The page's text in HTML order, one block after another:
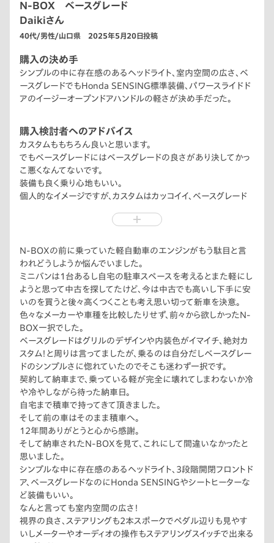
N-BOX ベースグレード
Daikiさん
40代/男性/山口県 2025年5月20日投稿
購入の決め手
シンプルの中に存在感のあるヘッドライト、室内空間の広さ、ベ
ースグレードでもHonda SENSING標準装備、パワースライドド
アのイージーオープンドアハンドルの軽さが決め手だった。
購入検討者へのアドバイス
カスタムももちろん良いと思います。
でもベースグレードにはベースグレードの良さがあり決してかっ
こ悪くなんてないです。
装備も良く乗り心地もいい。
個人的なイメージですが、カスタムはカッコイイ、ベースグレード
N-BOXの前に乗っていた軽自動車のエンジンがもう駄目と言
われどうしようか悩んでいました。
ミニバンは1台あるし自宅の駐車スペースを考えるとまた軽にし
ようと思って中古を探してたけど、今は中古でも高いし下手に安
いのを買うと後々高くつくことも考え思い切って新車を決意。
色々なメーカーや車種を比較したりせず、前々から欲しかったN-
BOX一択でした。
ベースグレードはグリルのデザインや内装色がイマイチ、絶対カ
スタム！と周りは言ってましたが、乗るのは自分だしベースグレー
ドのシンプルさに惚れていたのでそこも迷わず一択です。
契約して納車まで、乗っている軽が完全に壊れてしまわないか冷
や冷やしながら待った納車日。
自宅まで積車で持ってきて頂きました。
そして前の車はそのまま積車へ。
12年間ありがとうと心から感謝。
そして納車されたN-BOXを見て、これにして間違いなかったと
思いました。
シンプルな中に存在感のあるヘッドライト、3段階開閉フロントド
ア、ベースグレードなのにHonda SENSINGやシートヒーターな
ど装備もいい。
なんと言っても室内空間の広さ！
視界の良さ、ステアリングも2本スポークでペダル辺りも見やす
いしメーターやオーディオの操作もステアリングスイッチで出来る